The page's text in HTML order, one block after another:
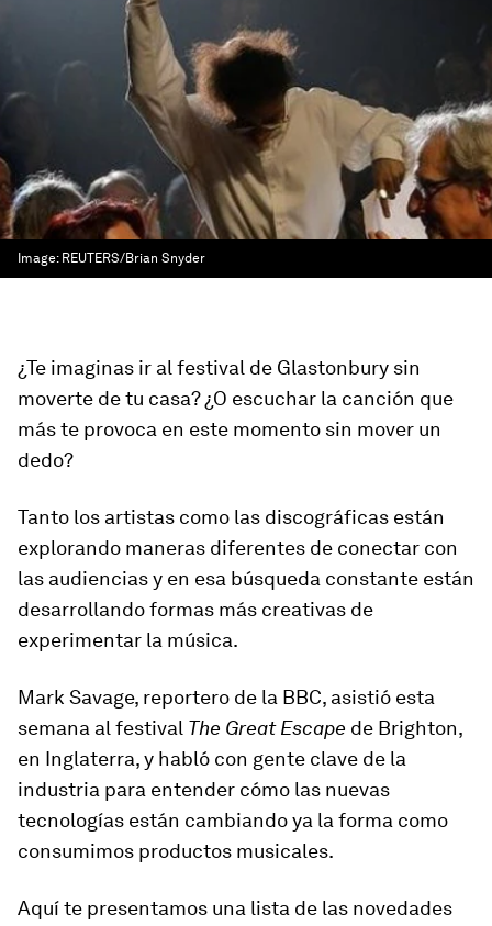
Image: REUTERS/Brian Snyder
¿Te imaginas ir al festival de Glastonbury sin
moverte de tu casa? ¿O escuchar la canción que
más te provoca en este momento sin mover un
dedo?
Tanto los artistas como las discográficas están
explorando maneras diferentes de conectar con
las audiencias y en esa búsqueda constante están
desarrollando formas más creativas de
experimentar la música.
Mark Savage, reportero de la BBC, asistió esta
semana al festival The Great Escape de Brighton,
en Inglaterra, y habló con gente clave de la
industria para entender cómo las nuevas
tecnologías están cambiando ya la forma como
consumimos productos musicales.
Aquí te presentamos una lista de las novedades